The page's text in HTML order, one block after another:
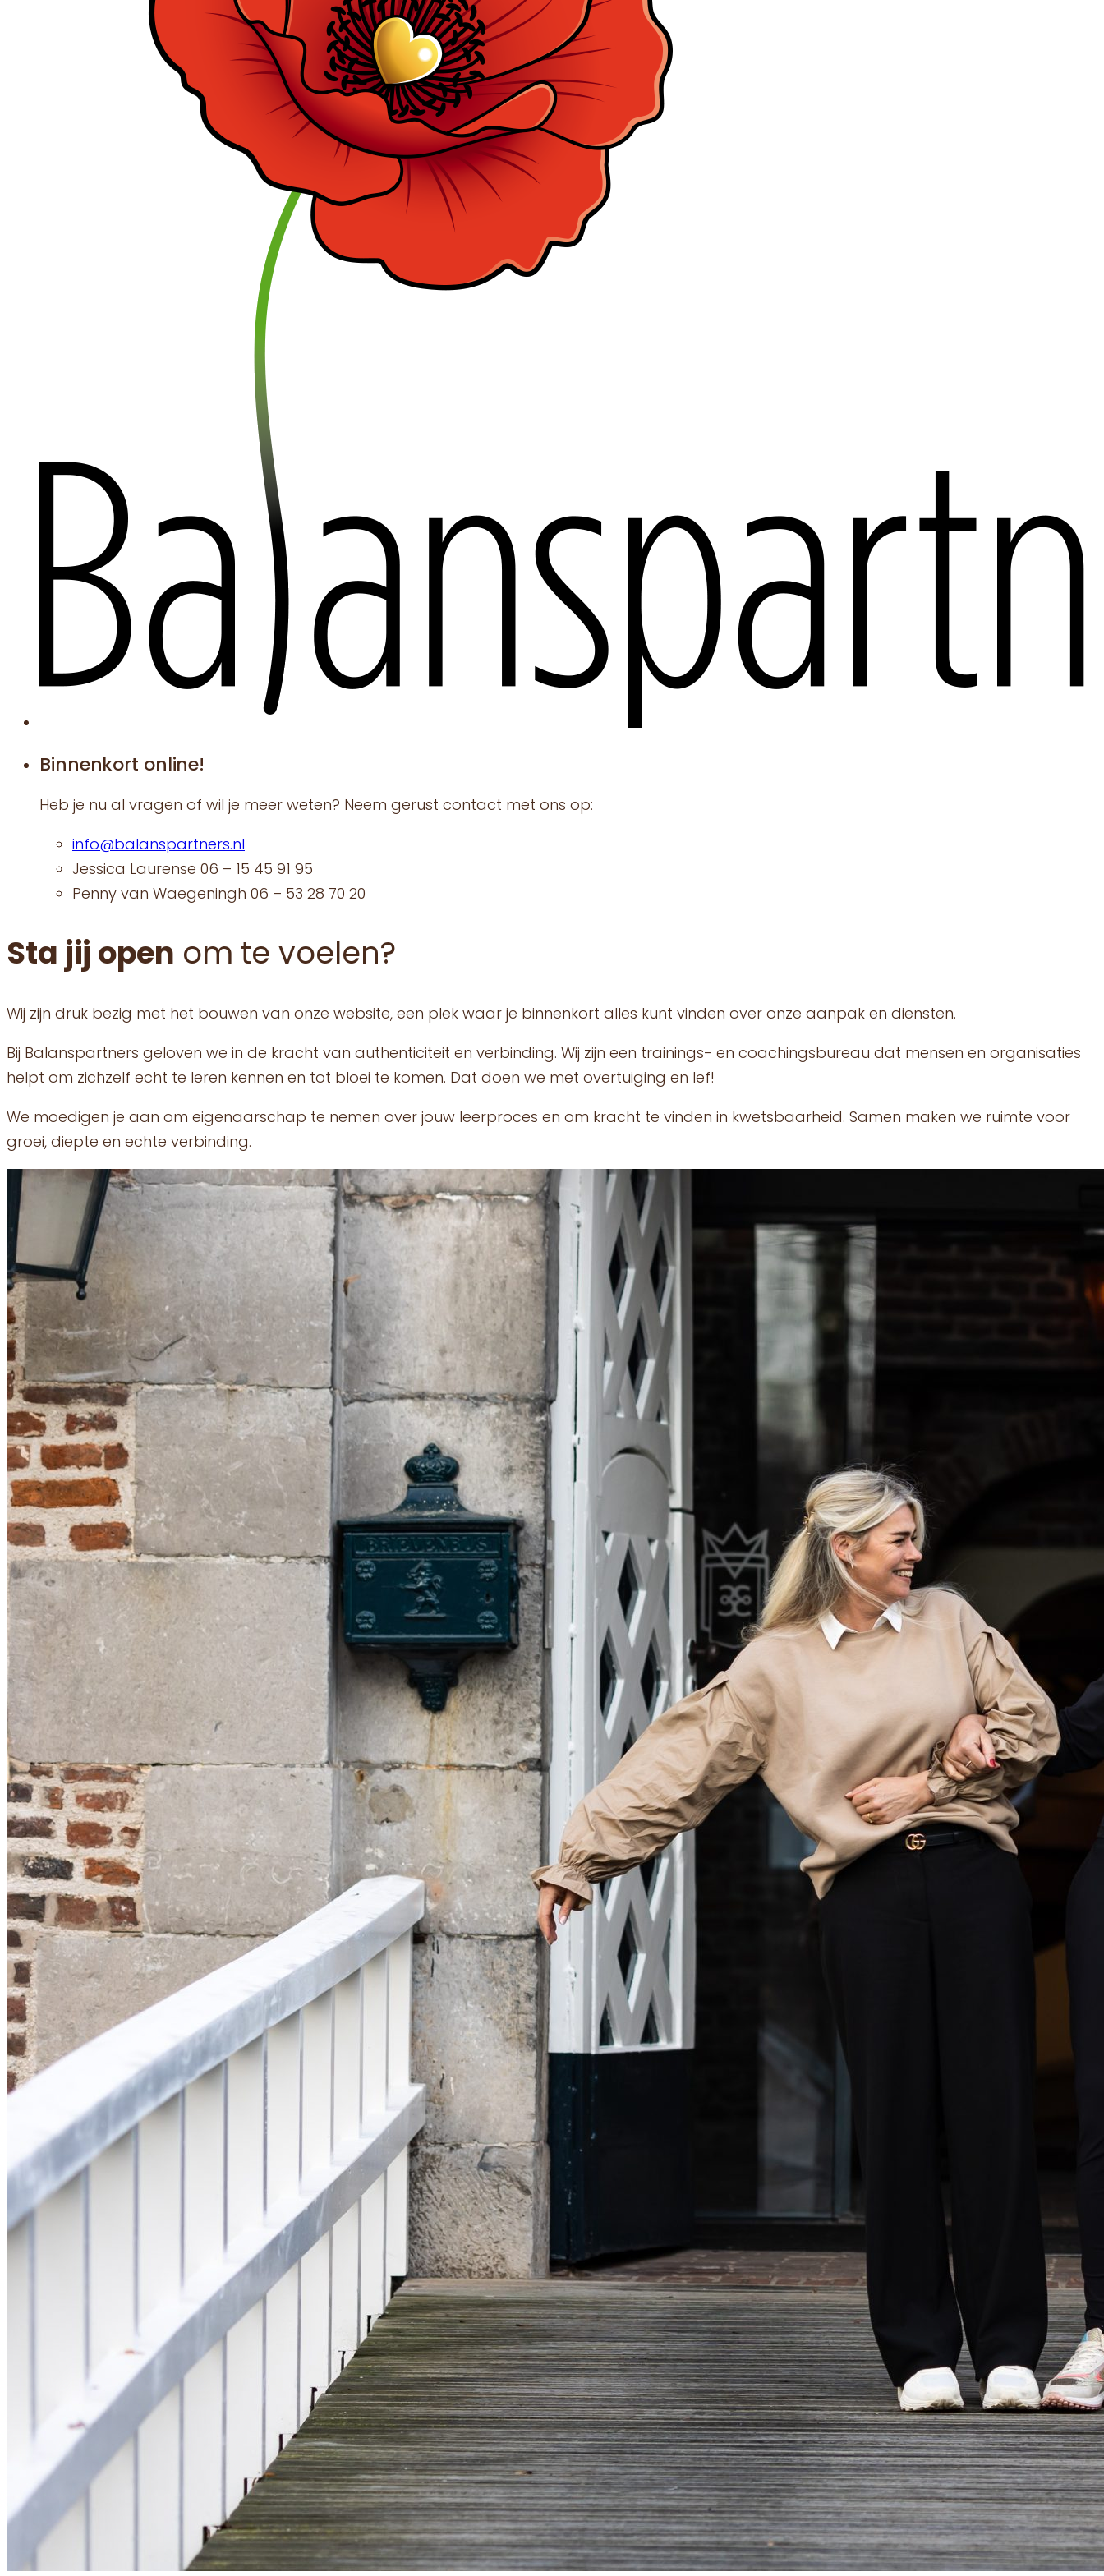
Binnenkort online!
Heb je nu al vragen of wil je meer weten? Neem gerust contact met ons op:
info@balanspartners.nl
Jessica Laurense 06 – 15 45 91 95
Penny van Waegeningh 06 – 53 28 70 20
Sta jij open om te voelen?
Wij zijn druk bezig met het bouwen van onze website, een plek waar je binnenkort alles kunt vinden over onze aanpak en diensten.
Bij Balanspartners geloven we in de kracht van authenticiteit en verbinding. Wij zijn een trainings- en coachingsbureau dat mensen en organisaties
helpt om zichzelf echt te leren kennen en tot bloei te komen. Dat doen we met overtuiging en lef!
We moedigen je aan om eigenaarschap te nemen over jouw leerproces en om kracht te vinden in kwetsbaarheid. Samen maken we ruimte voor
groei, diepte en echte verbinding.